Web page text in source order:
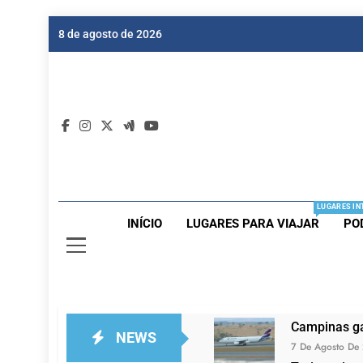
8 de agosto de 2026
INÍCIO LUGARES PARA VIAJAR
LUGARES
NEWS
Campinas
7 De Agosto